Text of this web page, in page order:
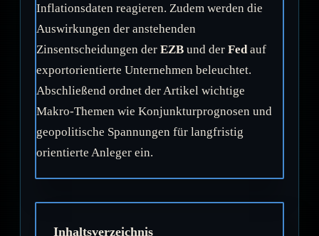
Inflationsdaten reagieren. Zudem werden die
Auswirkungen der anstehenden
Zinsentscheidungen der EZB und der Fedauf
exportorientierte Unternehmen beleuchtet.
Abschließend ordnet der Artikel wichtige
Makro-Themen wie Konjunkturprognosen und
geopolitische Spannungen für langfristig
orientierte Anleger ein.
Inhaltsverzeichnis